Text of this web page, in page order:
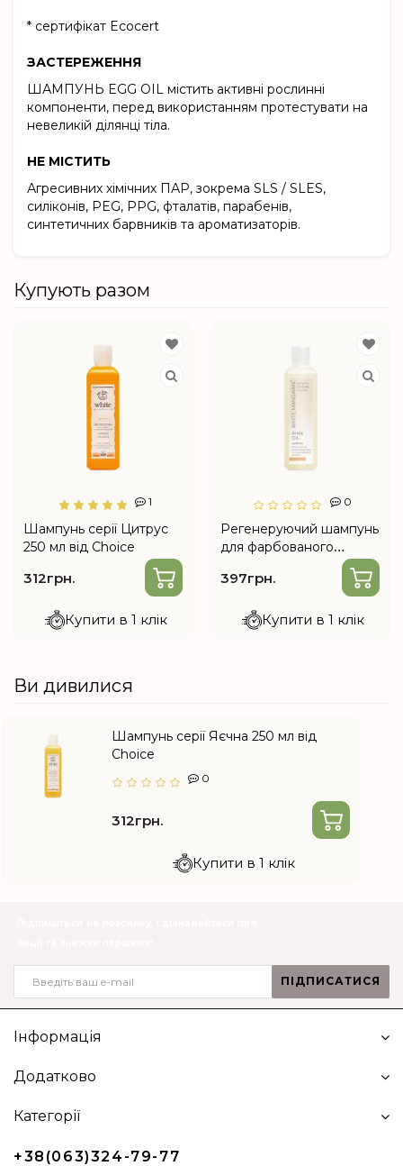
* сертифікат Ecocert
ЗАСТЕРЕЖЕННЯ
ШАМПУНЬ EGG OIL містить активні рослинні
компоненти, перед використанням протестувати на
невеликій ділянці тіла.
НЕ МІСТИТЬ
Агресивних хімічних ПАР, зокрема SLS / SLES,
силіконів, PEG, PPG, фталатів, парабенів,
синтетичних барвників та ароматизаторів.
Купують разом
1
Шампунь серії Цитрус
250 мл від Choice
312грн.
Купити в 1 клік
0
Регенеруючий шампунь
для фарбованого
волосся з гідролізатом
молочних протеїнів 250
397грн.
Купити в 1 клік
Ви дивилися
Шампунь серії Яєчна 250 мл від
Choice
0
312грн.
Купити в 1 клік
ПІДПИСАТИСЯ
Інформація
Додатково
Категорії
+38(063)324-79-77